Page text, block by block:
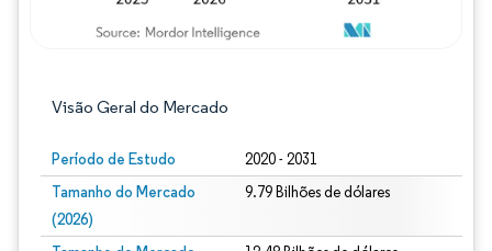
Visão Geral do Mercado
Período de Estudo 2020 - 2031
Tamanho do Mercado
(2026)
9.79 Bilhões de dólares